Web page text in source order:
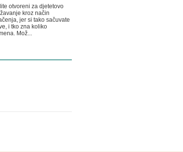
otvoreni za djetetovo
kroz način
jer si tako sačuvate
i tko zna koliko
Mož...